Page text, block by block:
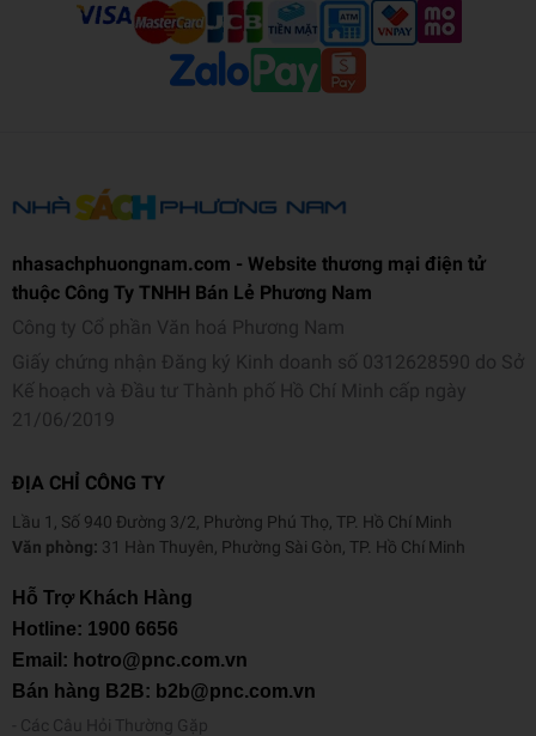
nhasachphuongnam.com - Website thương mại điện tử
thuộc Công Ty TNHH Bán Lẻ Phương Nam
Công ty Cổ phần Văn hoá Phương Nam
Giấy chứng nhận Đăng ký Kinh doanh số 0312628590 do Sở
Kế hoạch và Đầu tư Thành phố Hồ Chí Minh cấp ngày
21/06/2019
ĐỊA CHỈ CÔNG TY
Lầu 1, Số 940 Đường 3/2, Phường Phú Thọ, TP. Hồ Chí Minh
Văn phòng: 31 Hàn Thuyên, Phường Sài Gòn, TP. Hồ Chí Minh
Hỗ Trợ Khách Hàng
Hotline: 1900 6656
Email: hotro@pnc.com.vn
Bán hàng B2B: b2b@pnc.com.vn
Các Câu Hỏi Thường Gặp